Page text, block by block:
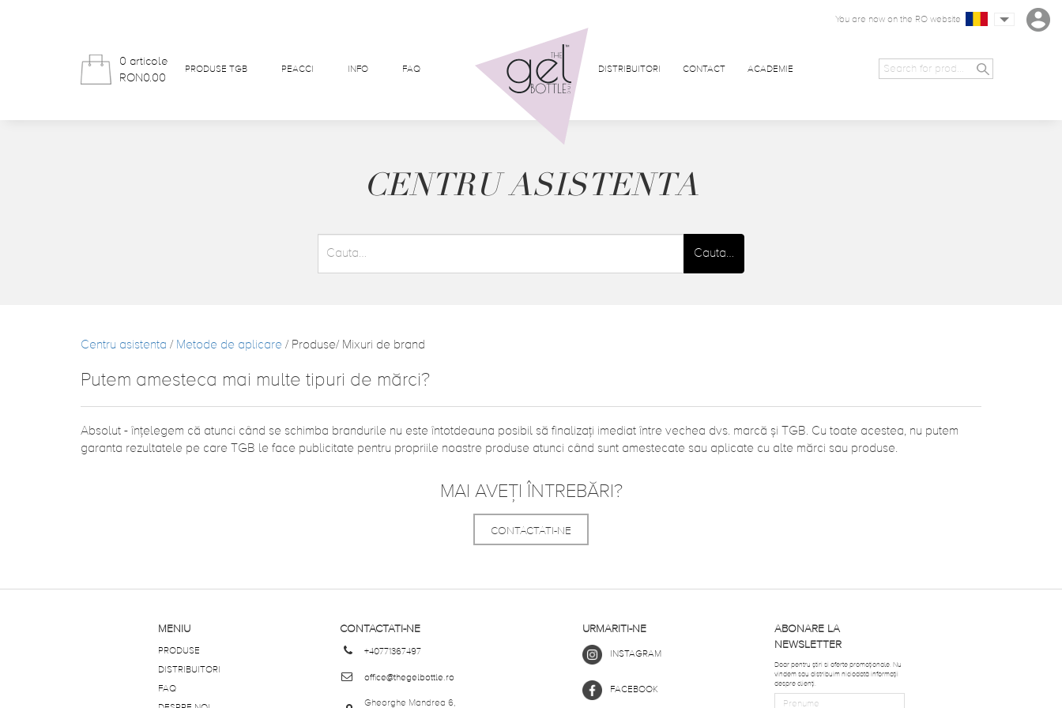
0 articole
RON0.00
PRODUSE TGB PEACCI INFO FAQ DISTRIBUITORI CONTACT ACADEMIE
You are now on the RO website
CENTRU ASISTENTA
Cauta…
Centru asistenta / Metode de aplicare / Produse/ Mixuri de brand
Putem amesteca mai multe tipuri de mărci?
Absolut - înțelegem că atunci când se schimba brandurile nu este întotdeauna posibil să finalizați imediat între vechea dvs. marcă și TGB. Cu toate acestea, nu putem
garanta rezultatele pe care TGB le face publicitate pentru propriile noastre produse atunci când sunt amestecate sau aplicate cu alte mărci sau produse.
MAI AVEȚI ÎNTREBĂRI?
CONTACTATI-NE
MENIU
PRODUSE
DISTRIBUITORI
FAQ
CONTACTATI-NE
+40771367497
office@thegelbottle.ro
Gheorghe Mandrea 6,
URMARITI-NE
INSTAGRAM
FACEBOOK
ABONARE LA
NEWSLETTER
Doar pentru știri si oferte promoționale. Nu
vindem sau distribuim niciodată informații
despre clienți.